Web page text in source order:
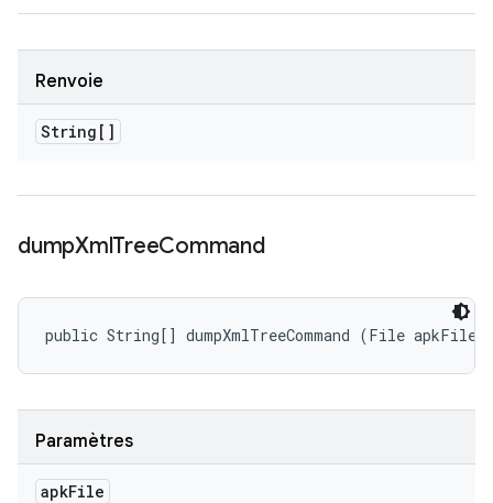
Renvoie
String[]
dumpXmlTreeCommand
public String[] dumpXmlTreeCommand (File apkFile)
Paramètres
apkFile